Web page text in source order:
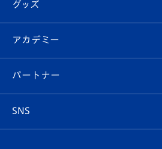
チケット
イベント
メディア
ホームタウン
スタッフプロフィール
マスコット紹介
Revive Team
ヴィヴィくんの長崎おもてなしガイド
フォトギャラリー
スタジアムグルメ
V-LOVERS（ファンクラブ）
プレイヤーズスイート
グッズ
オンラインショップ
店舗情報
アカデミー
育成からのお知らせ
U-18
パートナー
SNS